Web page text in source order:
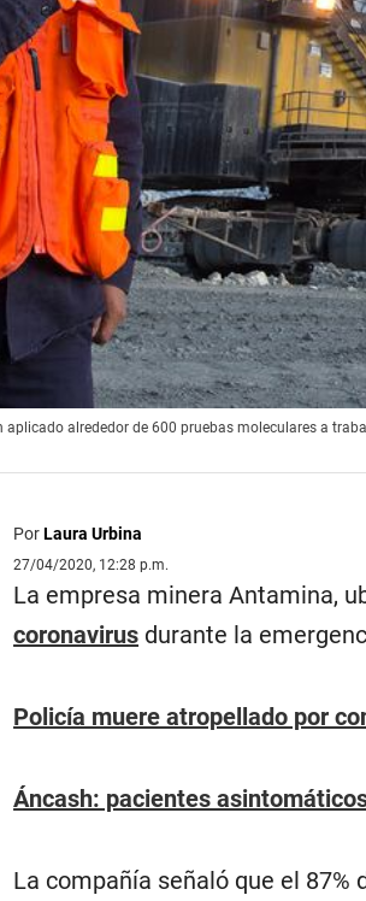
aplicado alrededor de 600 pruebas moleculares a
PorLaura Urbina
27/04/2020, 12:28 p.m.
La empresa minera Antamina,
coronavirus durante la
Policía muere atropellado por
Áncash: pacientes
La compañía señaló que el